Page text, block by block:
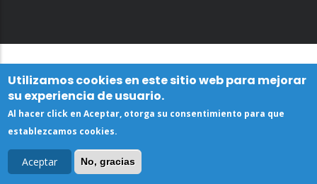
Utilizamos cookies en este sitio web para mejorar
su experiencia de usuario.
Al hacer click en Aceptar, otorga su consentimiento para que
establezcamos cookies.
Aceptar No, gracias